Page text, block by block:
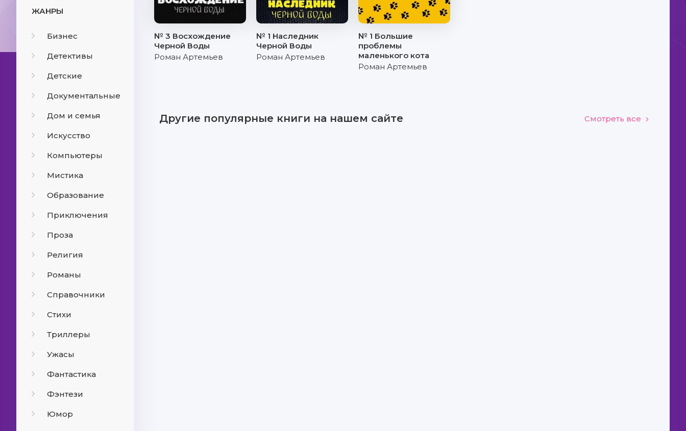
ЖАНРЫ
Бизнес
Детективы
Детские
Документальные
Дом и семья
Искусство
Компьютеры
Мистика
Образование
Приключения
Проза
Религия
Романы
Справочники
Стихи
Триллеры
Ужасы
Фантастика
Фэнтези
Юмор
№ 3 Восхождение
Черной Воды
Роман Артемьев
№ 1 Наследник
Черной Воды
Роман Артемьев
№ 1 Большие
проблемы
маленького кота
Роман Артемьев
Другие популярные книги на нашем сайте Смотреть все